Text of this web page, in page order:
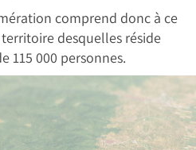
comprend donc à ce
desquelles réside
115 000 personnes.